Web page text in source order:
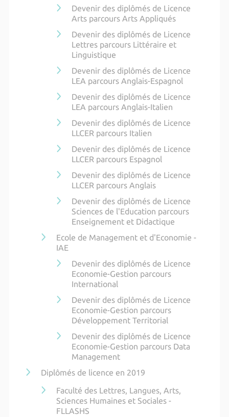
Devenir des diplômés de Licence
Arts parcours Arts Appliqués
Devenir des diplômés de Licence
Lettres parcours Littéraire et
Linguistique
Devenir des diplômés de Licence
LEA parcours Anglais-Espagnol
Devenir des diplômés de Licence
LEA parcours Anglais-Italien
Devenir des diplômés de Licence
LLCER parcours Italien
Devenir des diplômés de Licence
LLCER parcours Espagnol
Devenir des diplômés de Licence
LLCER parcours Anglais
Devenir des diplômés de Licence
Sciences de l'Education parcours
Enseignement et Didactique
Ecole de Management et d'Economie -
IAE
Devenir des diplômés de Licence
Economie-Gestion parcours
International
Devenir des diplômés de Licence
Economie-Gestion parcours
Développement Territorial
Devenir des diplômés de Licence
Economie-Gestion parcours Data
Management
Diplômés de licence en 2019
Faculté des Lettres, Langues, Arts,
Sciences Humaines et Sociales -
FLLASHS